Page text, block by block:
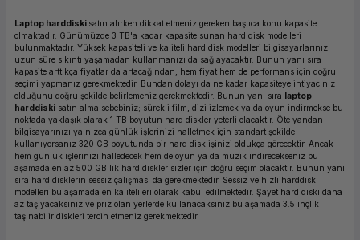
Bileşenleri
Laptop harddiski satın alırken dikkat etmeniz gereken başlıca konu kapasite
olmaktadır. Günümüzde 3 TB'a kadar kapasite sunan hard disk modelleri
bulunmaktadır. Yüksek kapasiteli ve kaliteli hard disk modelleri bilgisayarlarınızı
uzun süre sıkıntı yaşamadan kullanmanızı da sağlayacaktır. Bunun yanı sıra
kapasite arttıkça fiyatlar da artacağından, hem fiyat hem de performans için doğru
seçimi yapmanız gerekmektedir. Bundan dolayı da ne kadar kapasiteye ihtiyacınız
olduğunu doğru şekilde belirlemeniz gerekmektedir. Bunun yanı sıra laptop
harddiski satın alma sebebiniz; sürekli film, dizi izlemek ya da oyun indirmekse bu
noktada yaklaşık olarak 1 TB boyutun hard diskler yeterli olacaktır. Öte yandan
bilgisayarınızı yalnızca günlük işlerinizi halletmek için standart şekilde
kullanıyorsanız 320 GB boyutunda bir hard disk işinizi oldukça görecektir. Ancak
hem günlük işlerinizi halledecek hem de oyun ya da müzik indirecekseniz bu
aşamada en az 500 GB'lik hard diskler sizler için doğru seçim olacaktır. Bunun yanı
sıra hard disklerin sessiz çalışması da gerekmektedir. Sessiz ve hızlı harddisk
modelleri bu aşamada en kalitelileri olarak kabul edilmektedir. Şayet hard diski daha
az taşıyacaksınız ve priz olan yerlerde kullanacaksınız bu aşamada 3.5 inçlik
taşınabilir diskleri tercih etmeniz gerekmektedir.